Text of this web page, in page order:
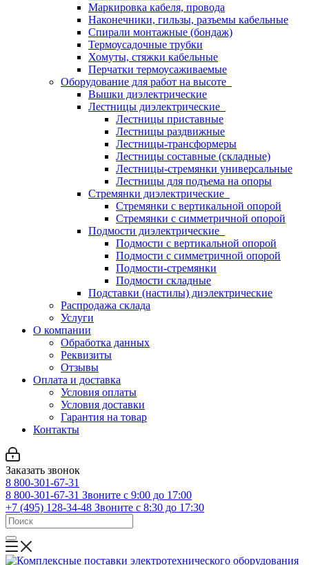
Маркировка кабеля, провода
Наконечники, гильзы, разъемы кабельные
Спирали монтажные (бондаж)
Термоусадочные трубки
Хомуты, стяжки кабельные
Перчатки термоусаживаемые
Оборудование для работ на высоте
Вышки диэлектрические
Лестницы диэлектрические
Лестницы приставные
Лестницы раздвижные
Лестницы-трансформеры
Лестницы составные (складные)
Лестницы-стремянки универсальные
Лестницы для подъема на опоры
Стремянки диэлектрические
Стремянки с вертикальной опорой
Стремянки с симметричной опорой
Подмости диэлектрические
Подмости с вертикальной опорой
Подмости с симметричной опорой
Подмости-стремянки
Подмости складные
Подставки (настилы) диэлектрические
Распродажа склада
Услуги
О компании
Обработка данных
Реквизиты
Отзывы
Оплата и доставка
Условия оплаты
Условия доставки
Гарантия на товар
Контакты
Заказать звонок
8 800-301-67-31
8 800-301-67-31 Звоните с 9:00 до 17:00
+7 (495) 128-34-48 Звоните с 8:30 до 17:30